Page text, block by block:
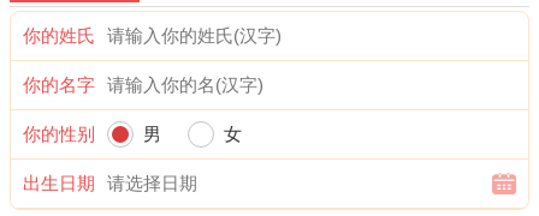
怕灶母伤。
出行求财主多患，生人出去死人还；只可斩草球埋葬，破去灾
星福禄安。
财神：正东 月名：季夏 太岁位：正南
福神：西南 月支：未土 年太岁：文哲
你的姓氏
你的名字
你的性别 男 女
出生日期